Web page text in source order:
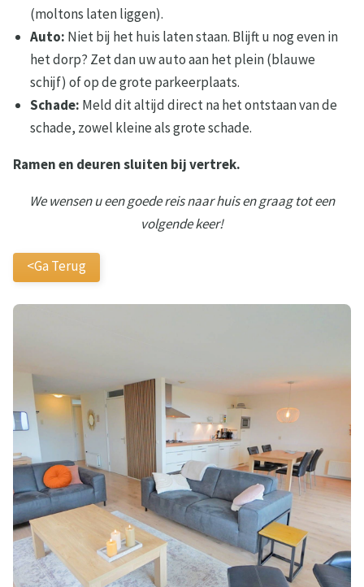
(moltons laten liggen).
Auto: Niet bij het huis laten staan. Blijft u nog even in
het dorp? Zet dan uw auto aan het plein (blauwe
schijf) of op de grote parkeerplaats.
Schade: Meld dit altijd direct na het ontstaan van de
schade, zowel kleine als grote schade.
Ramen en deuren sluiten bij vertrek.
We wensen u een goede reis naar huis en graag tot een
volgende keer!
<Ga Terug